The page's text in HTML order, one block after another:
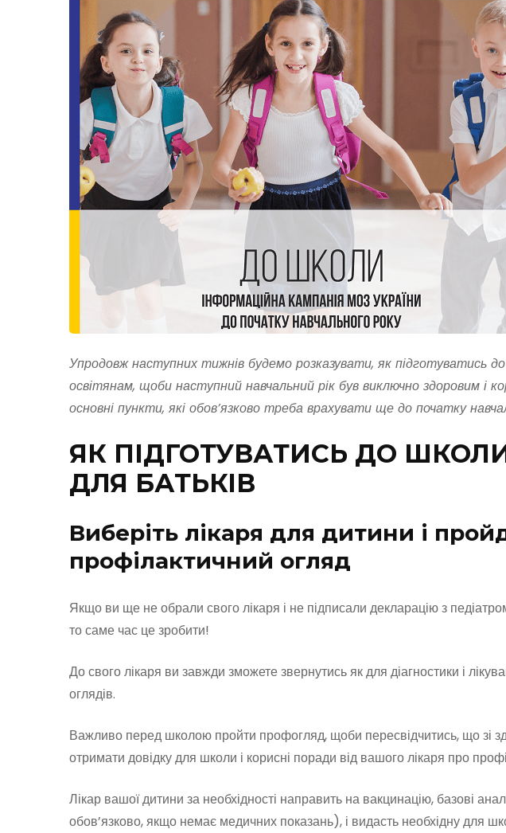
Упродовж наступних тижнів будемо розказувати, як підготуватись
освітянам, щоби наступний навчальний рік був виключно здоровим і
основні пункти, які обов’язково треба врахувати ще до початку
ЯК ПІДГОТУВАТИСЬ ДО
ДЛЯ БАТЬКІВ
Виберіть лікаря для дитини і
профілактичний огляд
Якщо ви ще не обрали свого лікаря і не підписали декларацію з
то саме час це зробити!
До свого лікаря ви завжди зможете звернутись як для діагностики і
оглядів.
Важливо перед школою пройти профогляд, щоби пересвідчитись, що зі
отримати довідку для школи і корисні поради від вашого лікаря про
Лікар вашої дитини за необхідності направить на вакцинацію, базові
обов’язково, якщо немає медичних показань), і видасть необхідну для